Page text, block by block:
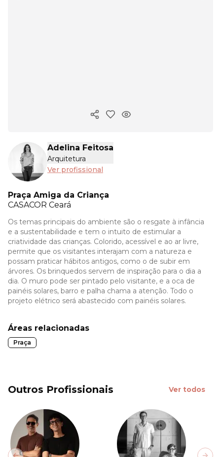
Copiar link
Adelina Feitosa
Arquitetura
Ver profissional
Praça Amiga da Criança
CASACOR Ceará
Os temas principais do ambiente são o resgate à infância
e a sustentabilidade e tem o intuito de estimular a
criatividade das crianças. Colorido, acessível e ao ar livre,
permite que os visitantes interajam com a natureza e
possam praticar hábitos antigos, como o de subir em
árvores. Os brinquedos servem de inspiração para o dia a
dia. O muro pode ser pintado pelo visitante, e a oca de
painéis solares, barro e palha chama a atenção. Todo o
projeto elétrico será abastecido com painéis solares.
Áreas relacionadas
Praça
Outros Profissionais Ver todos